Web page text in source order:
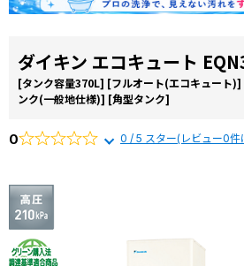
ダイキン エコキュート
[タンク容量370L] [フルオート(エコキュート)]
ンク(一般地仕様)] [角型タンク]
0 0 / 5 スター(レビュー0件